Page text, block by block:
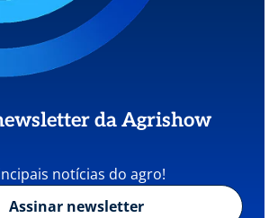
da Agrishow
notícias do agro!
Assinar newsletter